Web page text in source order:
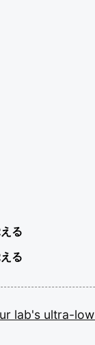
る
る
lab's ultra-low